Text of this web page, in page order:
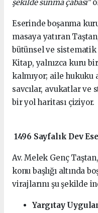
şekilde sunma çabası"
Eserinde boşanma
masaya yatıran
bütünsel ve sistematik
Kitap, yalnızca kuru
kalmıyor; aile hukuku
savcılar, avukatlar ve
bir yol haritası çiziyor.
1496 Sayfalık Dev
Av. Melek Genç
konu başlığı altında
virajlarını şu şekilde
Yargıtay